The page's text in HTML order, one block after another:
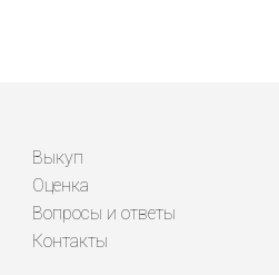
Выкуп
Оценка
Вопросы и ответы
Контакты